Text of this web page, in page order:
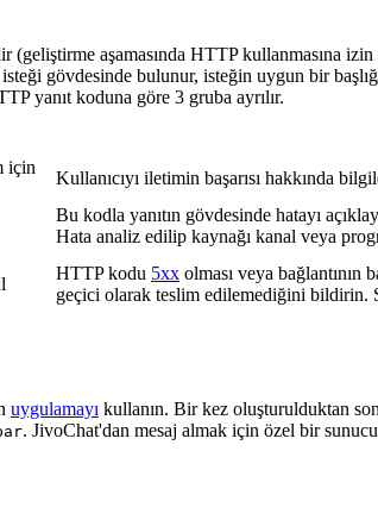
(geliştirme aşamasında HTTP kullanmasına
gövdesinde bulunur, isteğin uygun bir
yanıt koduna göre 3 gruba ayrılır.
için
Kullanıcıyı iletimin başarısı hakkında
Bu kodla yanıtın gövdesinde hatayı
Hata analiz edilip kaynağı kanal veya
HTTP kodu 5xx olması veya bağlantının
geçici olarak teslim edilemediğini bildirin.
uygulamayı kullanın. Bir kez oluşturulduktan
. JivoChat'dan mesaj almak için özel bir